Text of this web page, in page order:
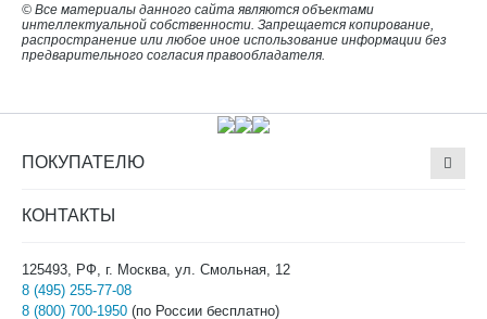
© Все материалы данного сайта являются объектами
интеллектуальной собственности. Запрещается копирование,
распространение или любое иное использование информации без
предварительного согласия правообладателя.
ПОКУПАТЕЛЮ
КОНТАКТЫ
125493, РФ, г. Москва, ул. Смольная, 12
8 (495) 255-77-08
8 (800) 700-1950 (по России бесплатно)